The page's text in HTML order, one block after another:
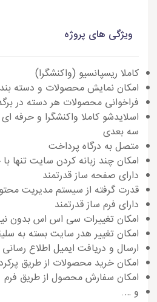
ویژگی های پروژه
کاملا ریسپانسیو (واکنشگرا)
امکان نمایش محصولات و دسته
فراخوانی محصولات هر دسته در
اسلایدشو کاملا واکنشگرا و حرفه
سه بعدی
متصل به درگاه پرداخت
امکان چند زبانه کردن سایت تنها
دارای صفحه ساز قدرتمند
قدرت گرفته از سیستم مدیریت
دارای فرم ساز قدرتمند
امکان تغییرات سی اس اس بدون
امکان تغییر هدر سایت بسته به
ارسال و دریافت ایمیل اطلاع
امکان خرید محصولات از طریق
امکان سفارش محصول از طریق فرم
و ….